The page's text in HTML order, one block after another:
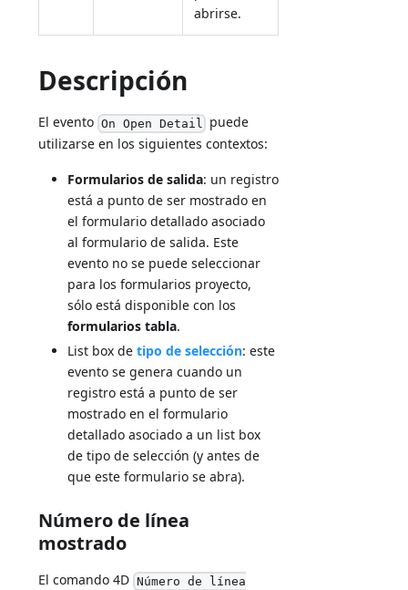
abrirse.
Descripción
El evento On Open Detail puede
utilizarse en los siguientes contextos:
Formularios de salida: un registro
está a punto de ser mostrado en
el formulario detallado asociado
al formulario de salida. Este
evento no se puede seleccionar
para los formularios proyecto,
sólo está disponible con los
formularios tabla.
List box detipo de selección: este
evento se genera cuando un
registro está a punto de ser
mostrado en el formulario
detallado asociado a un list box
de tipo de selección (y antes de
que este formulario se abra).
Número de línea
mostrado
El comando 4D Número de línea